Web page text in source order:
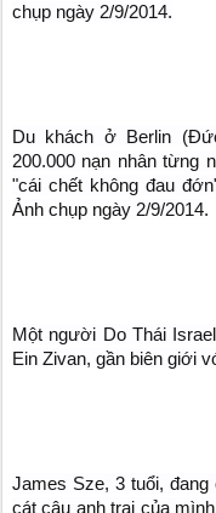
chụp ngày 2/9/2014.
Du khách ở Berlin
200.000 nạn nhân từng
"cái chết không đau
Ảnh chụp ngày 2/9/2014.
Một người Do Thái
Ein Zivan, gần biên giới
James Sze, 3 tuổi,
cát cậu anh trai của